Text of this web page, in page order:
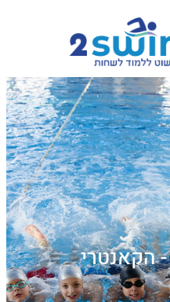
- הקאנטרי